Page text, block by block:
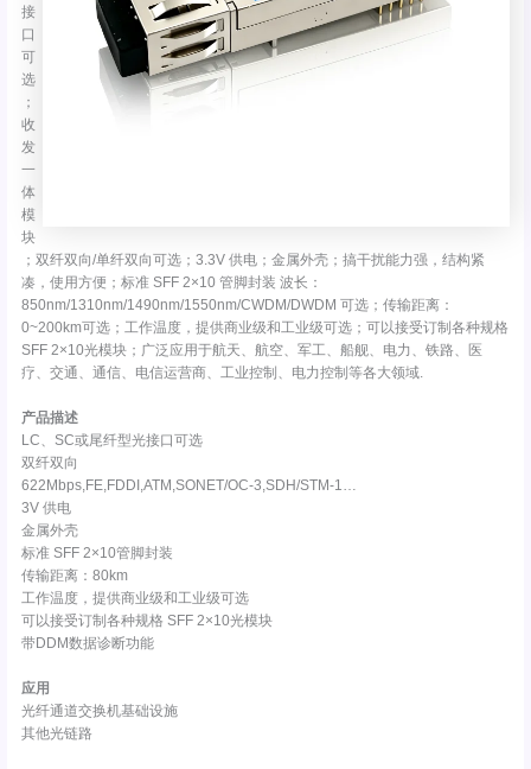
接
口
可
选
；
收
发
一
体
模
块
；双纤双向/单纤双向可选；3.3V 供电；金属外壳；搞干扰能力强，结构紧
凑，使用方便；标准 SFF 2×10 管脚封装 波长：
850nm/1310nm/1490nm/1550nm/CWDM/DWDM 可选；传输距离：
0~200km可选；工作温度，提供商业级和工业级可选；可以接受订制各种规格
SFF 2×10光模块；广泛应用于航天、航空、军工、船舰、电力、铁路、医
疗、交通、通信、电信运营商、工业控制、电力控制等各大领域.
产品描述
LC、SC或尾纤型光接口可选
双纤双向
622Mbps,FE,FDDI,ATM,SONET/OC-3,SDH/STM-1…
3V 供电
金属外壳
标准 SFF 2×10管脚封装
传输距离：80km
工作温度，提供商业级和工业级可选
可以接受订制各种规格 SFF 2×10光模块
带DDM数据诊断功能
应用
光纤通道交换机基础设施
其他光链路